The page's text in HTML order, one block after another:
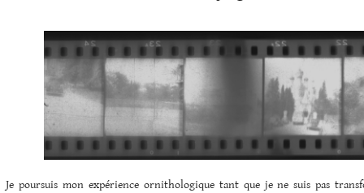
Je poursuis mon expérience ornithologique tant que je ne suis pas